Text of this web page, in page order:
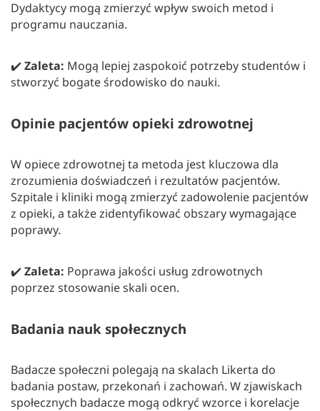
Dydaktycy mogą zmierzyć wpływ swoich metod i
programu nauczania.
✔️ Zaleta: Mogą lepiej zaspokoić potrzeby studentów i
stworzyć bogate środowisko do nauki.
Opinie pacjentów opieki zdrowotnej
W opiece zdrowotnej ta metoda jest kluczowa dla
zrozumienia doświadczeń i rezultatów pacjentów.
Szpitale i kliniki mogą zmierzyć zadowolenie pacjentów
z opieki, a także zidentyfikować obszary wymagające
poprawy.
✔️ Zaleta: Poprawa jakości usług zdrowotnych
poprzez stosowanie skali ocen.
Badania nauk społecznych
Badacze społeczni polegają na skalach Likerta do
badania postaw, przekonań i zachowań. W zjawiskach
społecznych badacze mogą odkryć wzorce i korelacje